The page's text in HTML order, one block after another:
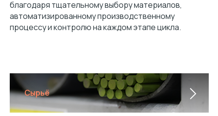
благодаря тщательному выбору материалов,
автоматизированному производственному
процессу и контролю на каждом этапе цикла.
Сырьё